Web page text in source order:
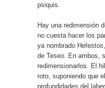
psiquis.
Hay una redimensión
no cuesta hacer los
ya nombrado
de Teseo. En ambos,
redimensionarlos. El
roto, suponiendo que
profundidades del